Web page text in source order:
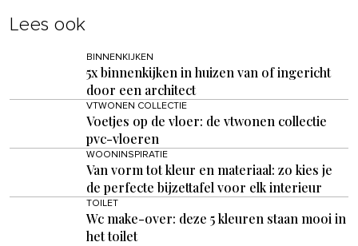
Lees ook
BINNENKIJKEN
5x binnenkijken in huizen van of ingericht
door een architect
VTWONEN COLLECTIE
Voetjes op de vloer: de vtwonen collectie
pvc-vloeren
WOONINSPIRATIE
Van vorm tot kleur en materiaal: zo kies je
de perfecte bijzettafel voor elk interieur
TOILET
Wc make-over: deze 5 kleuren staan mooi in
het toilet